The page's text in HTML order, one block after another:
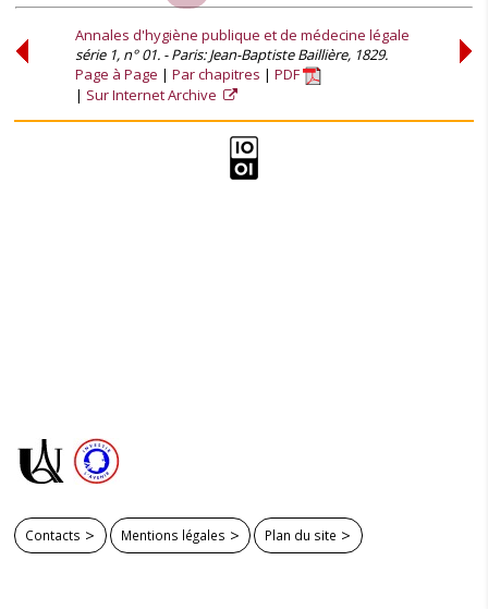
Annales d'hygiène publique et de médecine légale
série 1, n° 01. - Paris: Jean-Baptiste Baillière, 1829.
Page à Page
Par chapitres
PDF
Sur Internet Archive
Contacts Mentions légales Plan du site